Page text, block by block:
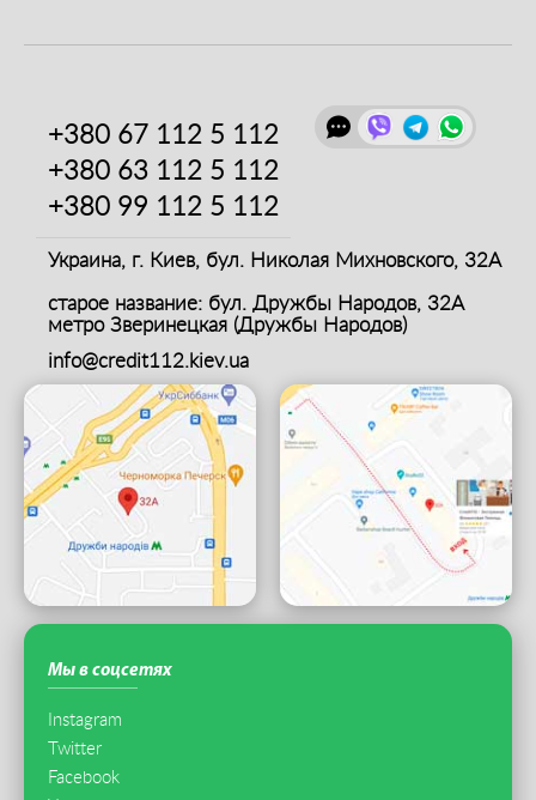
+380 67 112 5 112
+380 63 112 5 112
+380 99 112 5 112
Украина, г. Киев, бул. Николая Михновского, 32А
старое название: бул. Дружбы Народов, 32А
метро Зверинецкая (Дружбы Народов)
info@credit112.kiev.ua
Мы в соцсетях
Instagram
Twitter
Facebook